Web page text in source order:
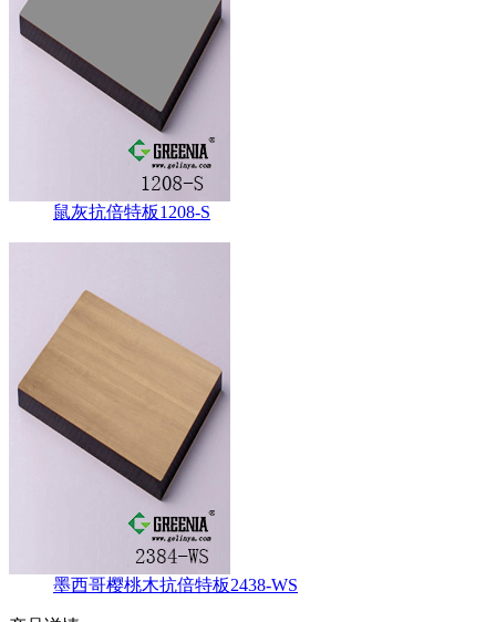
鼠灰抗倍特板1208-S
墨西哥樱桃木抗倍特板2438-WS